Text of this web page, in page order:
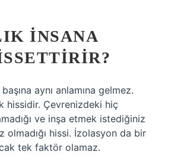
INSANA
aynı anlamına gelmez.
hissidir. Çevrenizdeki hiç
ve inşa etmek istediğiniz
olmadığı hissi. İzolasyon da bir
tek faktör olamaz.